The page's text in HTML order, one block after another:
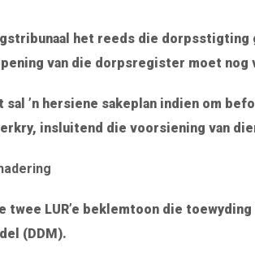
het reeds die dorpsstigting
van die dorpsregister moet
sal ’n hersiene sakeplan indien om
insluitend die voorsiening van
twee LUR’e beklemtoon die
(DDM).